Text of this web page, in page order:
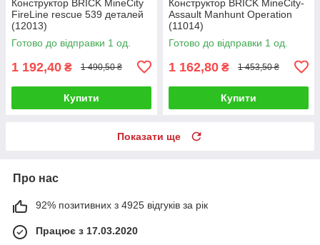
Конструктор BRICK MineCity
FireLine rescue 539 деталей
(12013)
Готово до відправки 1 од.
1 192,40 ₴ 1 490,50 ₴
Купити
Конструктор BRICK MineCity-
Assault Manhunt Operation
(11014)
Готово до відправки 1 од.
1 162,80 ₴ 1 453,50 ₴
Купити
Показати ще
Про нас
92% позитивних з 4925 відгуків за рік
Працює з 17.03.2020